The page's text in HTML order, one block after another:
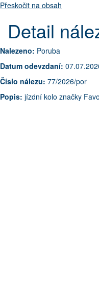
Přeskočit na obsah
Detail
Nalezeno: Poruba
Datum odevzdaní:
Číslo nálezu: 77/2026/por
Popis: jízdní kolo značky